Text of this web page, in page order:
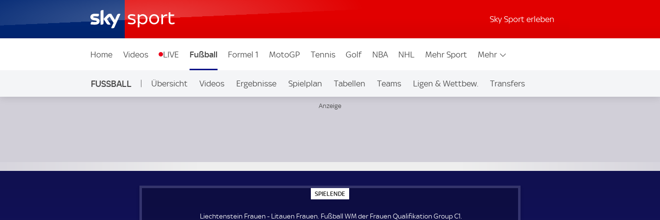
Sky Sport erleben
Home Videos LIVE Fußball Formel 1 MotoGP Tennis Golf NBA NHL Mehr Sport Mehr
FUSSBALL Übersicht Videos Ergebnisse Spielplan Tabellen Teams Ligen & Wettbew. Transfers
SPIELENDE
P
E
Liechtenstein Frauen - Litauen Frauen. Fußball WM der Frauen Qualifikation Group C1.